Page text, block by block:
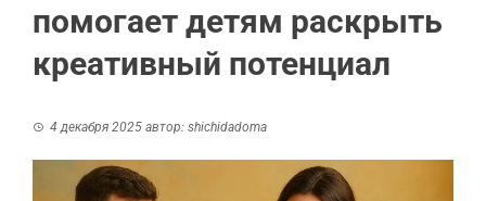
помогает детям раскрыть
креативный потенциал
4 декабря 2025 автор: shichidadoma